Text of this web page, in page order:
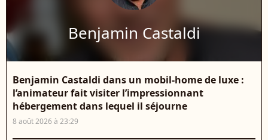
Benjamin Castaldi
Benjamin Castaldi dans un mobil-home de luxe :
l’animateur fait visiter l’impressionnant
hébergement dans lequel il séjourne
8 août 2026 à 23:29